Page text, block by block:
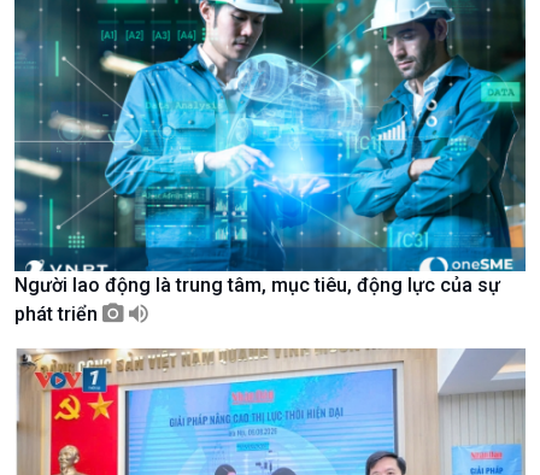
Giới thiệu
Thời sự
Thời sự 6h
Thời sự 12h
Thời sự 18h
Thời sự 21h30
Bản tin
Chuyên mục
Theo dòng Thời sự
Người lao động là trung tâm, mục tiêu, động lực của sự
phát triển